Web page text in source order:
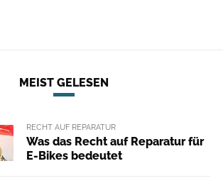
MEIST GELESEN
RECHT AUF REPARATUR
Was das Recht auf Reparatur für
E-Bikes bedeutet